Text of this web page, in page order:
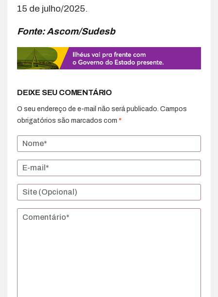
15 de julho/2025.
Fonte: Ascom/Sudesb
DEIXE SEU COMENTÁRIO
O seu endereço de e-mail não será publicado. Campos
obrigatórios são marcados com *